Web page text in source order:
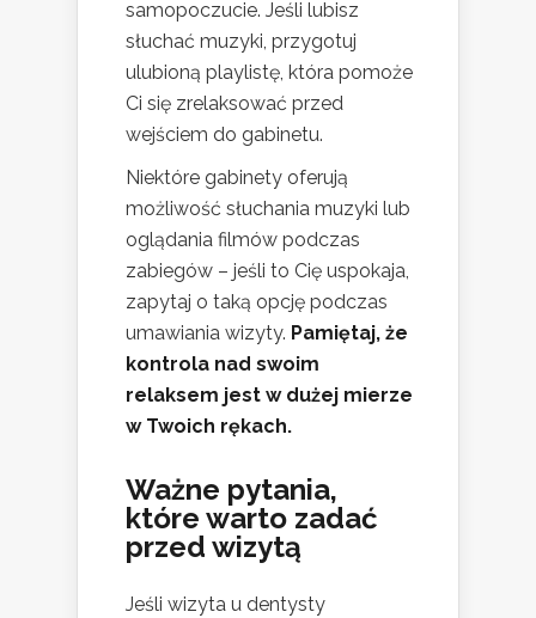
samopoczucie. Jeśli lubisz
słuchać muzyki, przygotuj
ulubioną playlistę, która pomoże
Ci się zrelaksować przed
wejściem do gabinetu.
Niektóre gabinety oferują
możliwość słuchania muzyki lub
oglądania filmów podczas
zabiegów – jeśli to Cię uspokaja,
zapytaj o taką opcję podczas
umawiania wizyty. Pamiętaj, że
kontrola nad swoim
relaksem jest w dużej mierze
w Twoich rękach.
Ważne pytania,
które warto zadać
przed wizytą
Jeśli wizyta u dentysty